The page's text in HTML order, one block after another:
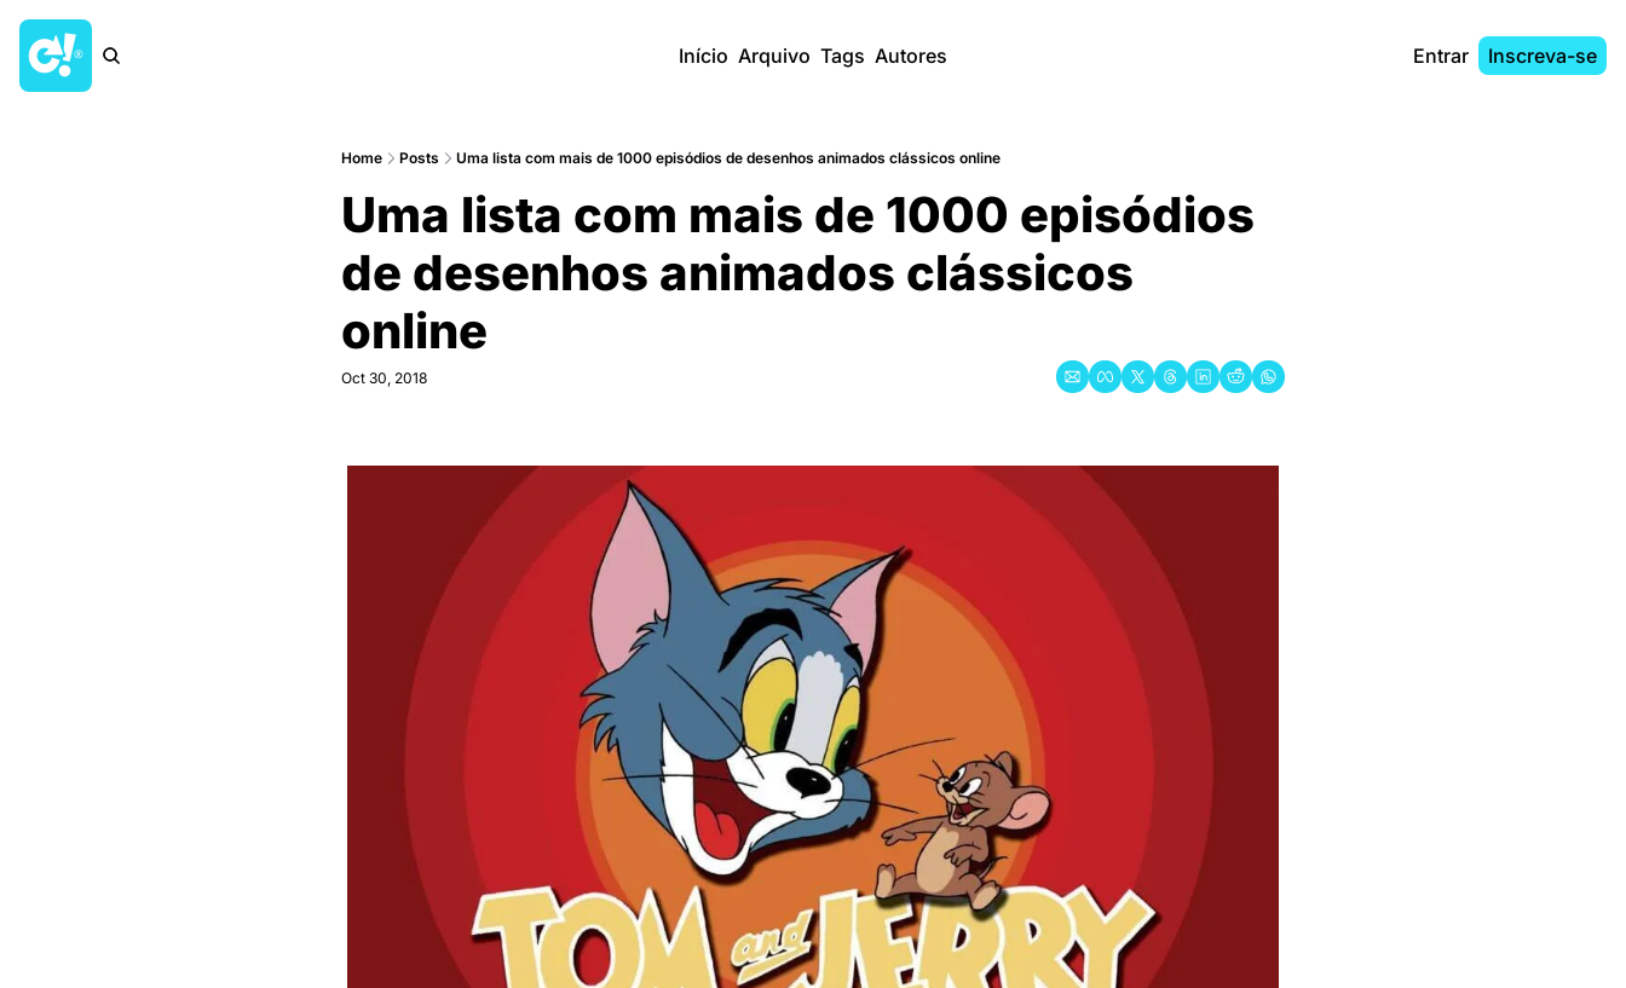
Início Arquivo Tags Autores Entrar Inscreva-se
Home Posts Uma lista com mais de 1000 episódios de desenhos animados clássicos online
Uma lista com mais de 1000 episódios
de desenhos animados clássicos
online
Oct 30, 2018